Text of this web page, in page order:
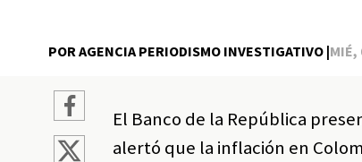
POR AGENCIA PERIODISMO INVESTIGATIVO |MIÉ,
El Banco de la República
alertó que la inflación en